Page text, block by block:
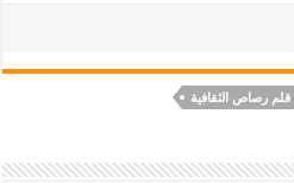
رصاص الثقافية